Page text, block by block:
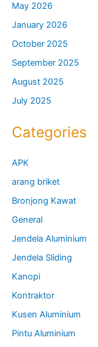
May 2026
January 2026
October 2025
September 2025
August 2025
July 2025
Categories
APK
arang briket
Bronjong Kawat
General
Jendela Aluminium
Jendela Sliding
Kanopi
Kontraktor
Kusen Aluminium
Pintu Aluminium